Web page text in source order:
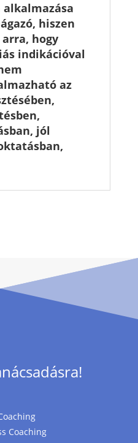
alkalmazása
hiszen
hogy
indikációval
az
jól
Coaching